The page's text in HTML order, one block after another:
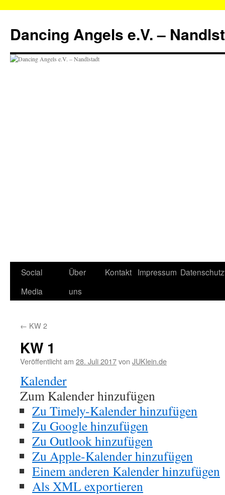
springen
Dancing Angels e.V. –
Social
Media
Über
uns
Kontakt Impressum
← KW 2
KW 1
Veröffentlicht am 28. Juli 2017von JUKlein.de
Kalender
Zum Kalender hinzufügen
Zu Timely-Kalender hinzufügen
Zu Google hinzufügen
Zu Outlook hinzufügen
Zu Apple-Kalender hinzufügen
Einem anderen Kalender hinzufügen
Als XML exportieren